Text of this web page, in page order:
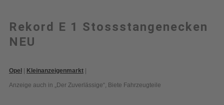
Rekord E 1 Stossstangenecken
NEU
Opel Kleinanzeigenmarkt
Anzeige auch in „Der Zuverlässige“, Biete Fahrzeugteile